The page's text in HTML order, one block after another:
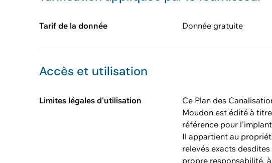
Tarif de la donnée Donnée gratuite
Accès et utilisation
Limites légales d'utilisation
Ce Plan des
Moudon est édité à
référence pour
Il appartient au
relevés exacts
propre responsabilité,